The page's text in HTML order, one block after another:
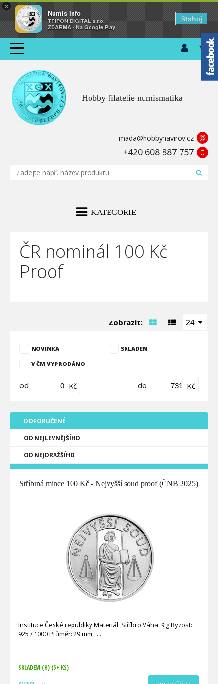
×
Numis Info
TRIPON DIGITAL s.r.o.
ZDARMA - Na Google Play
Stahuj
Hobby filatelie numismatika
mada@hobbyhavirov.cz @
+420 608 887 757
KATEGORIE
ČR nominál 100 Kč
Proof
Zobrazit: 24
NOVINKA SKLADEM
V ČM VYPRODÁNO
od Kč do Kč
DOPORUČENÉ
OD NEJLEVNĚJŠÍHO
OD NEJDRAŽŠÍHO
Stříbrná mince 100 Kč - Nejvyšší soud proof (ČNB 2025)
Instituce České republiky Materiál: Stříbro Váha: 9 g Ryzost:
SKLADEM (H) (5+ KS)